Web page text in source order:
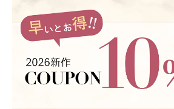
ACCOUNT MENU
ログイン 会員登録